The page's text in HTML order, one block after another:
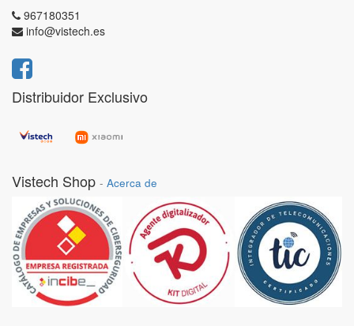
967180351
info@vistech.es
Distribuidor Exclusivo
Vistech Shop - Acerca de